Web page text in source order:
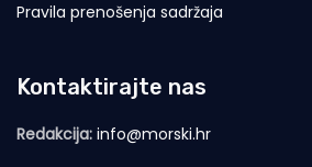
Pravila prenošenja sadržaja
Kontaktirajte nas
Redakcija: info@morski.hr